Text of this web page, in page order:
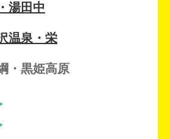
湯田中
温泉・栄
・黒姫高原